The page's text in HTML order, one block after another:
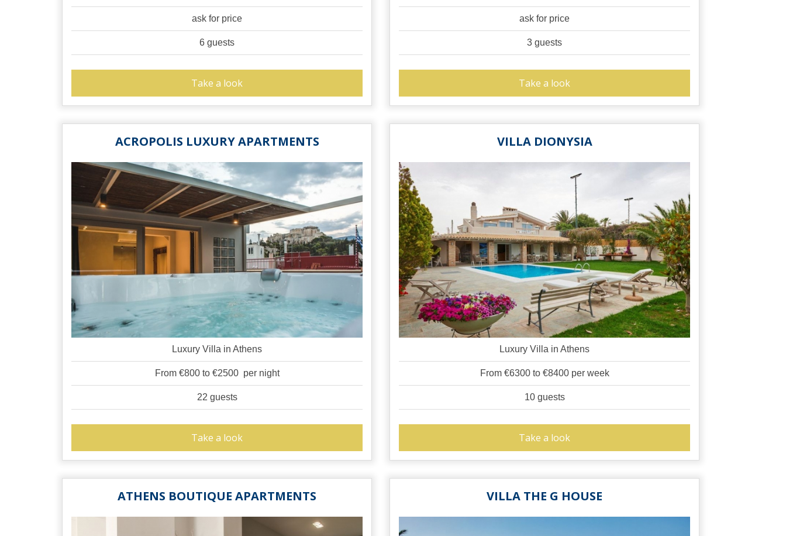
ask for price
6 guests
Take a look
ask for price
3 guests
Take a look
ACROPOLIS LUXURY APARTMENTS
Luxury Villa in Athens
From €800 to €2500 per night
22 guests
Take a look
VILLA DIONYSIA
Luxury Villa in Athens
From €6300 to €8400 per week
10 guests
Take a look
ATHENS BOUTIQUE APARTMENTS VILLA THE G HOUSE